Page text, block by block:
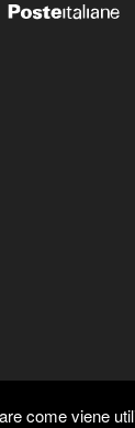
come viene